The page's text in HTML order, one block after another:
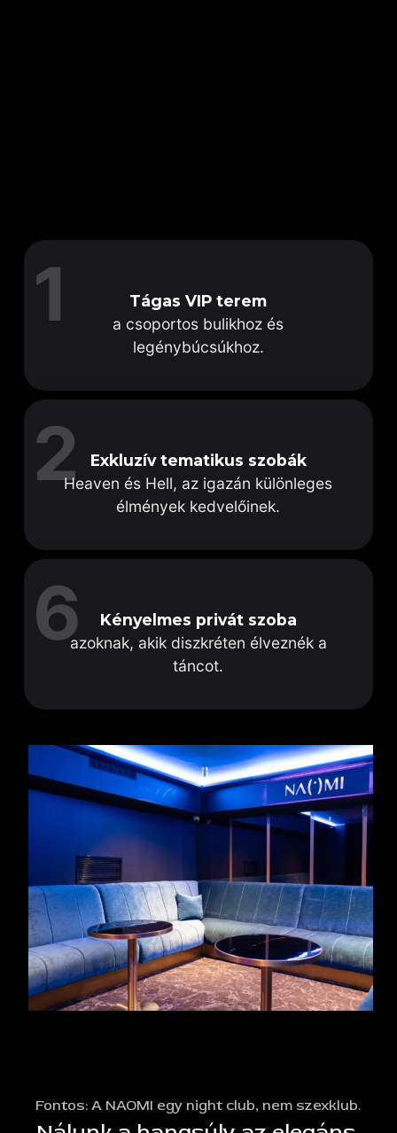
Lefoglalom Az Élményt
1
Tágas VIP terem
a csoportos bulikhoz és
legénybúcsúkhoz.
2
Exkluzív tematikus szobák
Heaven és Hell, az igazán különleges
élmények kedvelőinek.
6
Kényelmes privát szoba
azoknak, akik diszkréten élveznék a
táncot.
Fontos: A NAOMI egy night club, nem szexklub.